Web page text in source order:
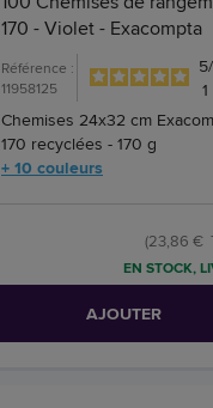
170 - Violet - Exacompta
Référence :
11958125
5/
1
Chemises 24x32 cm
170 recyclées - 170 g
+ 10 couleurs
(23,86 €
EN STOCK,
AJOUTER